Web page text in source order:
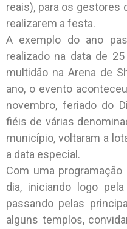
reais), para os gestores
realizarem a festa.
A exemplo do ano
realizado na data de
multidão na Arena de
ano, o evento
novembro, feriado do
fiéis de várias
município, voltaram a
a data especial.
Com uma
dia, iniciando logo
passando pelas
alguns templos,